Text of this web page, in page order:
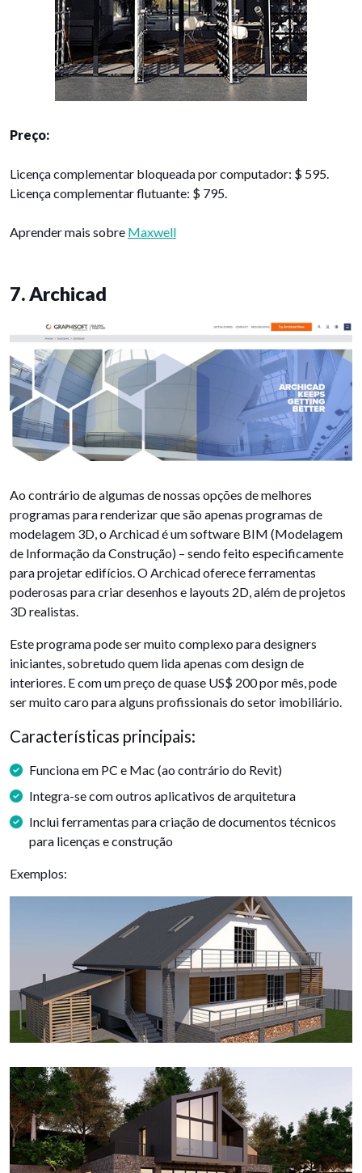
Preço:
Licença complementar bloqueada por computador: $ 595.
Licença complementar flutuante: $ 795.
Aprender mais sobre Maxwell
7. Archicad
Ao contrário de algumas de nossas opções de melhores
programas para renderizar que são apenas programas de
modelagem 3D, o Archicad é um software BIM (Modelagem
de Informação da Construção) – sendo feito especificamente
para projetar edifícios. O Archicad oferece ferramentas
poderosas para criar desenhos e layouts 2D, além de projetos
3D realistas.
Este programa pode ser muito complexo para designers
iniciantes, sobretudo quem lida apenas com design de
interiores. E com um preço de quase US$ 200 por mês, pode
ser muito caro para alguns profissionais do setor imobiliário.
Características principais:
Funciona em PC e Mac (ao contrário do Revit)
Integra-se com outros aplicativos de arquitetura
Inclui ferramentas para criação de documentos técnicos
para licenças e construção
Exemplos: